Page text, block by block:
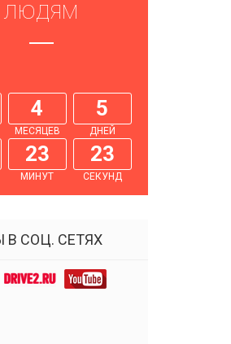
ЛЮДЯМ
4
МЕСЯЦЕВ
5
ДНЕЙ
23
МИНУТ
24
СЕКУНД
В СОЦ. СЕТЯХ